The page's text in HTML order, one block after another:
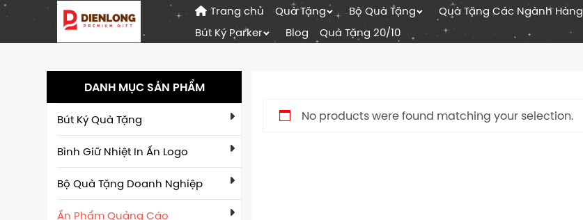
Trang chủ Quà Tặng Bộ Quà Tặng Quà Tặng Các Ngành Hàng
Bút Ký Parker
Blog Quà Tặng 20/10
DANH MỤC SẢN PHẨM
Bút Ký Quà Tặng
Bình Giữ Nhiệt In Ấn Logo
Bộ Quà Tặng Doanh Nghiệp
Ấn Phẩm Quảng Cáo
No products were found matching your selection.